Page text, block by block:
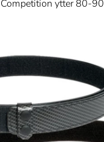
ytter 80-90